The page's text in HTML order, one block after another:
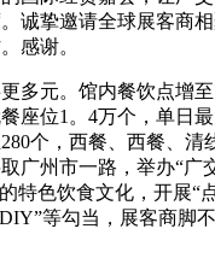
诚挚邀请全球展客商
感谢。
元。馆内餐饮点增至
座位1。4万个，单日
个，西餐、西餐、清
广州市一路，举办“广
特色饮食文化，开展“
等勾当，展客商脚